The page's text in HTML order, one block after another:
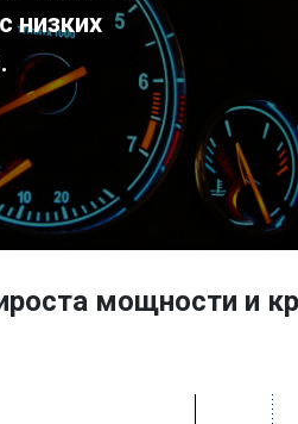
низких
мощности и